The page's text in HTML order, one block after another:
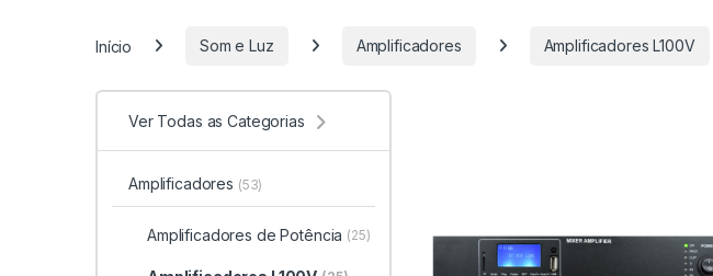
Início Som e Luz Amplificadores Amplificadores L100V
Ver Todas as Categorias
Amplificadores (53)
Amplificadores de Potência (25)